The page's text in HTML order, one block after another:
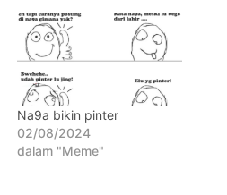
Na9a bikin pinter
02/08/2024
dalam "Meme"